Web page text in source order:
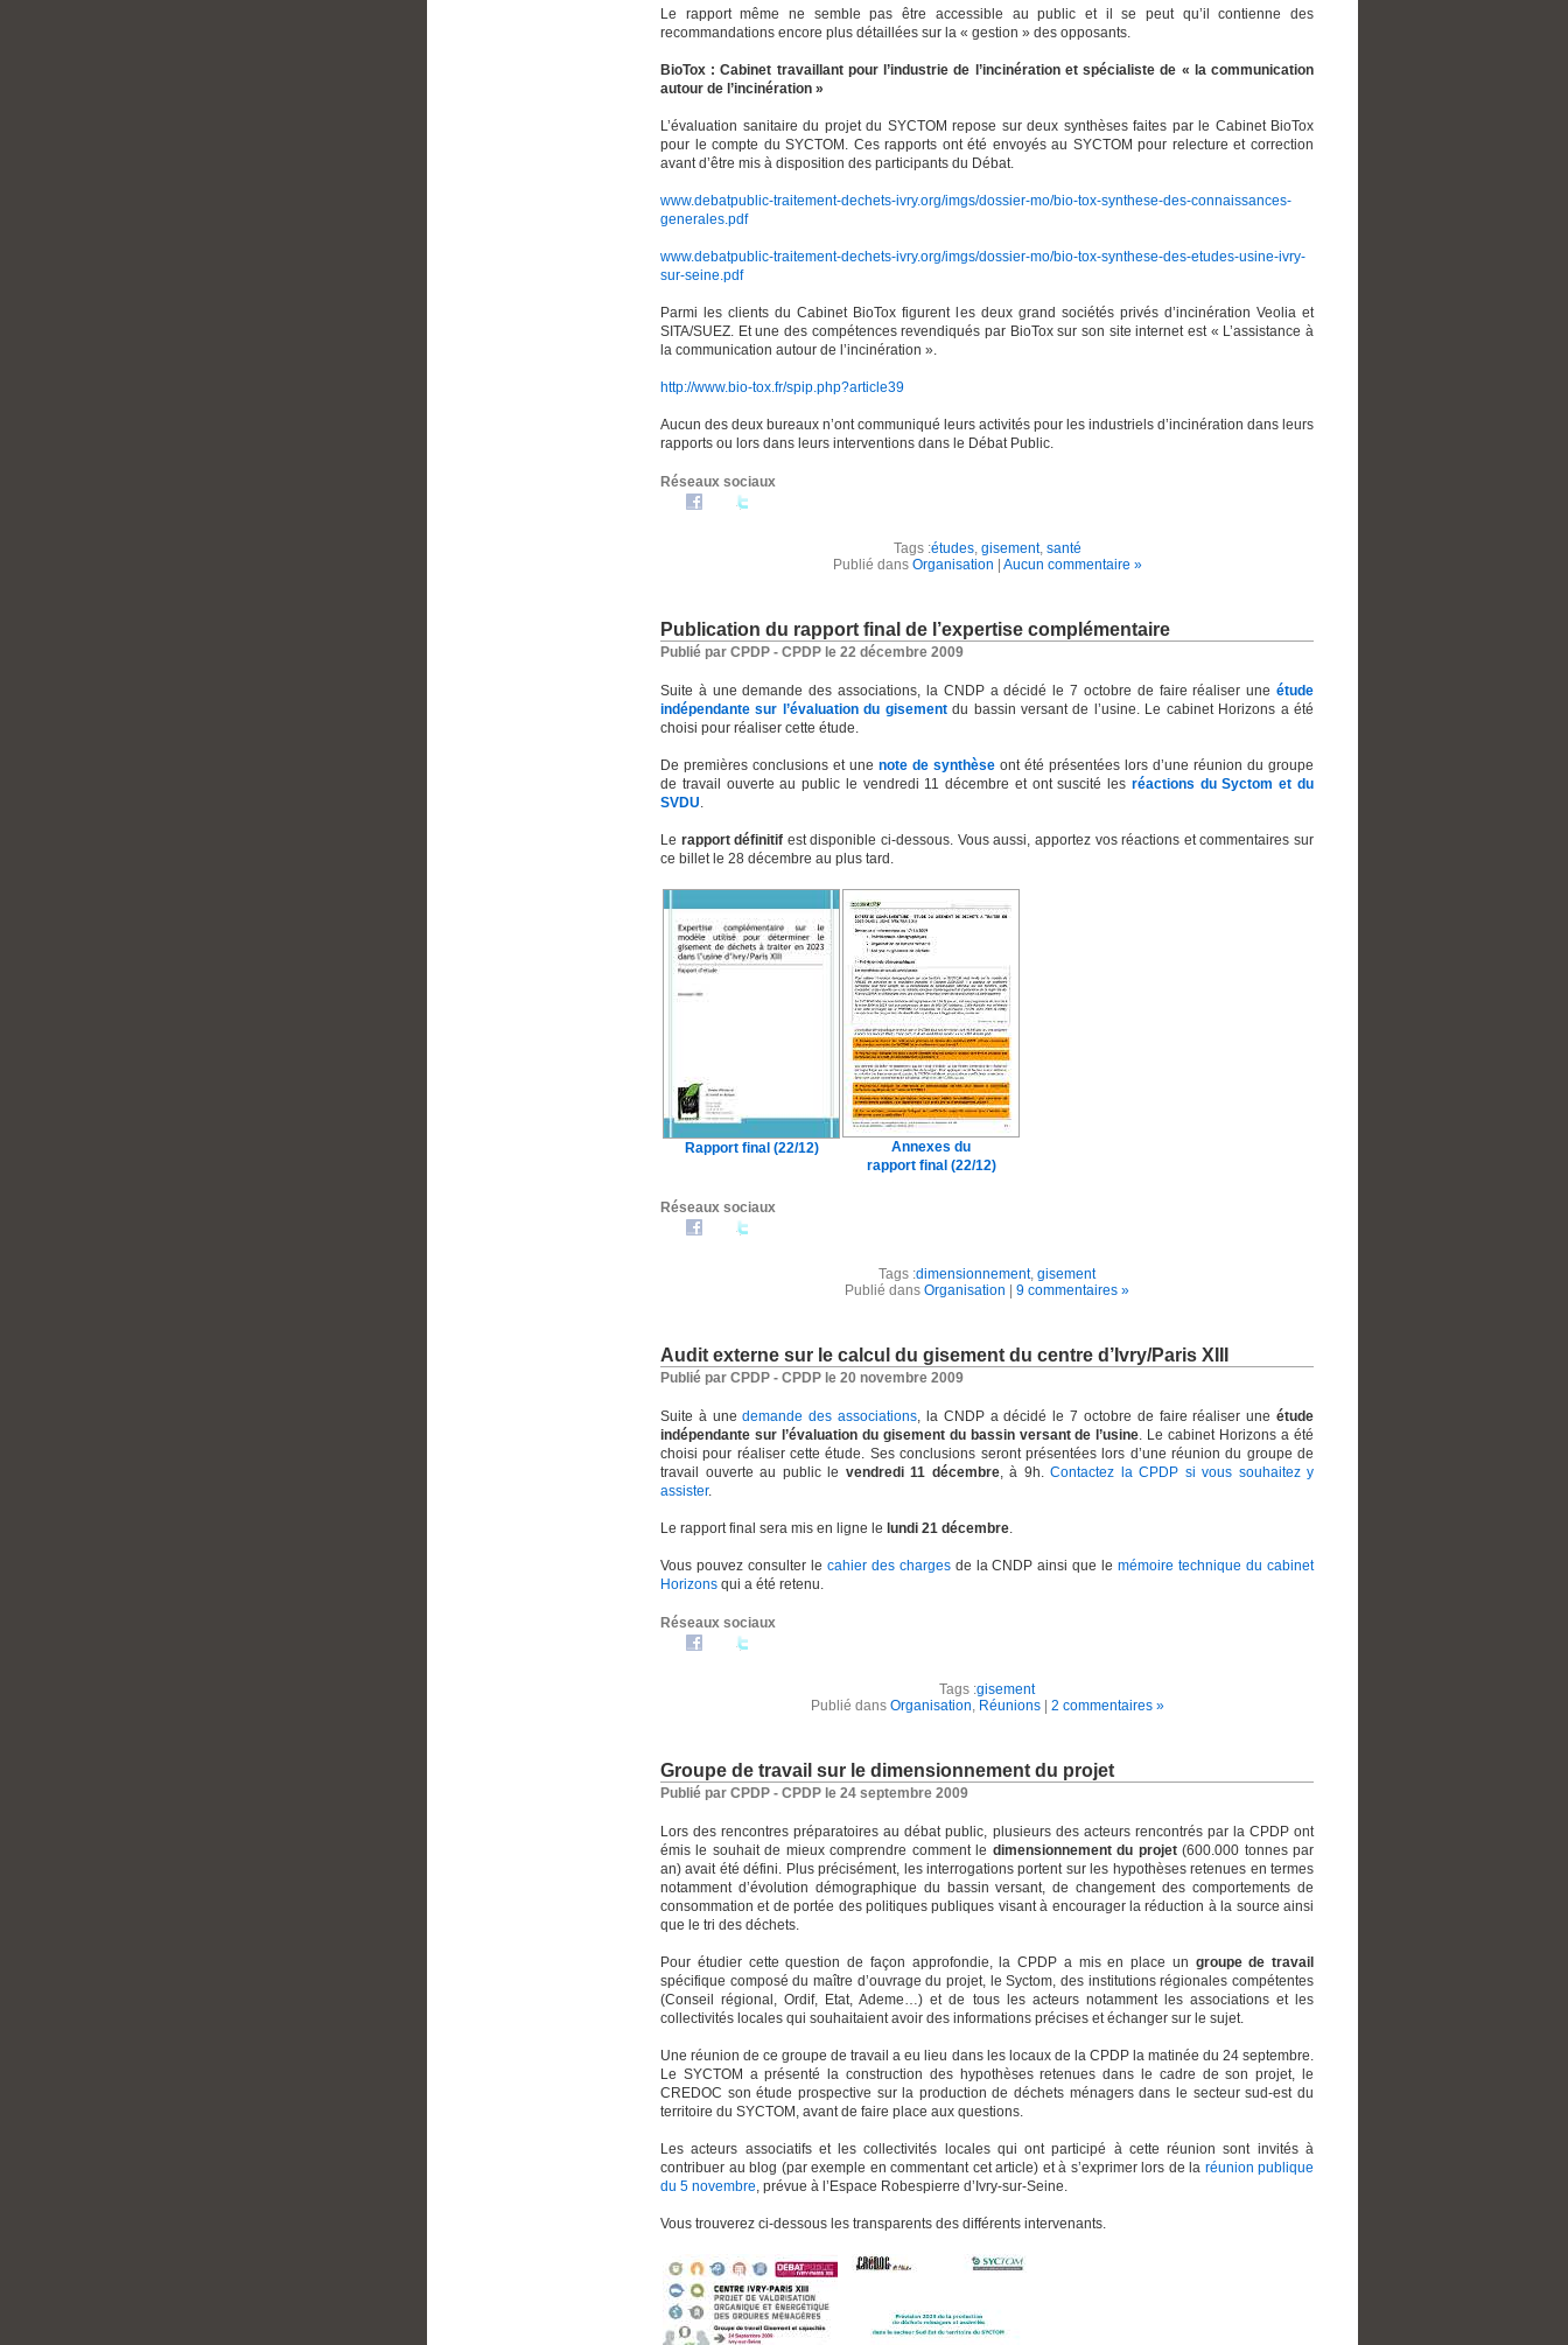
Le rapport même ne semble pas être accessible au public et il se peut qu’il contienne des
recommandations encore plus détaillées sur la « gestion » des opposants.
BioTox : Cabinet travaillant pour l’industrie de l’incinération et spécialiste de « la communication
autour de l’incinération »
L’évaluation sanitaire du projet du SYCTOM repose sur deux synthèses faites par le Cabinet BioTox
pour le compte du SYCTOM. Ces rapports ont été envoyés au SYCTOM pour relecture et correction
avant d’être mis à disposition des participants du Débat.
www.debatpublic-traitement-dechets-ivry.org/imgs/dossier-mo/bio-tox-synthese-des-connaissances-
generales.pdf
www.debatpublic-traitement-dechets-ivry.org/imgs/dossier-mo/bio-tox-synthese-des-etudes-usine-ivry-
sur-seine.pdf
Parmi les clients du Cabinet BioTox figurent les deux grand sociétés privés d’incinération Veolia et
SITA/SUEZ. Et une des compétences revendiqués par BioTox sur son site internet est « L’assistance à
la communication autour de l’incinération ».
http://www.bio-tox.fr/spip.php?article39
Aucun des deux bureaux n’ont communiqué leurs activités pour les industriels d’incinération dans leurs
rapports ou lors dans leurs interventions dans le Débat Public.
Réseaux sociaux
Tags :études, gisement, santé
Publié dans Organisation Aucun commentaire »
Publication du rapport final de l’expertise complémentaire
Publié par CPDP - CPDP le 22 décembre 2009
Suite à une demande des associations, la CNDP a décidé le 7 octobre de faire réaliser une étude
indépendante sur l’évaluation du gisementdu bassin versant de l’usine. Le cabinet Horizons a été
choisi pour réaliser cette étude.
De premières conclusions et une note de synthèse ont été présentées lors d’une réunion du groupe
de travail ouverte au public le vendredi 11 décembre et ont suscité les réactions du Syctom et du
SVDU.
Le rapport définitif est disponible ci-dessous. Vous aussi, apportez vos réactions et commentaires sur
ce billet le 28 décembre au plus tard.
Rapport final (22/12)
Annexes du
rapport final (22/12)
Réseaux sociaux
Tags :dimensionnement, gisement
Publié dans Organisation 9 commentaires »
Audit externe sur le calcul du gisement du centre d’Ivry/Paris XIII
Publié par CPDP - CPDP le 20 novembre 2009
Suite à unedemande des associations, la CNDP a décidé le 7 octobre de faire réaliser uneétude
indépendante sur l’évaluation du gisement du bassin versant de l’usine. Le cabinet Horizons a été
choisi pour réaliser cette étude. Ses conclusions seront présentées lors d’une réunion du groupe de
travail ouverte au public le vendredi 11 décembre, à 9h. Contactez la CPDP si vous souhaitez y
assister.
Le rapport final sera mis en ligne le lundi 21 décembre.
Vous pouvez consulter le cahier des chargesde la CNDP ainsi que lemémoire technique du cabinet
Horizons qui a été retenu.
Réseaux sociaux
Tags :gisement
Publié dans Organisation, Réunions| 2 commentaires »
Groupe de travail sur le dimensionnement du projet
Publié par CPDP - CPDP le 24 septembre 2009
Lors des rencontres préparatoires au débat public, plusieurs des acteurs rencontrés par la CPDP ont
émis le souhait de mieux comprendre comment le dimensionnement du projet(600.000 tonnes par
an) avait été défini. Plus précisément, les interrogations portent sur les hypothèses retenues en termes
notamment d’évolution démographique du bassin versant, de changement des comportements de
consommation et de portée des politiques publiques visant à encourager la réduction à la source ainsi
que le tri des déchets.
Pour étudier cette question de façon approfondie, la CPDP a mis en place un groupe de travail
spécifique composé du maître d’ouvrage du projet, le Syctom, des institutions régionales compétentes
(Conseil régional, Ordif, Etat, Ademe…) et de tous les acteurs notamment les associations et les
collectivités locales qui souhaitaient avoir des informations précises et échanger sur le sujet.
Une réunion de ce groupe de travail a eu lieu dans les locaux de la CPDP la matinée du 24 septembre.
Le SYCTOM a présenté la construction des hypothèses retenues dans le cadre de son projet, le
CREDOC son étude prospective sur la production de déchets ménagers dans le secteur sud-est du
territoire du SYCTOM, avant de faire place aux questions.
Les acteurs associatifs et les collectivités locales qui ont participé à cette réunion sont invités à
contribuer au blog (par exemple en commentant cet article) et à s’exprimer lors de la réunion publique
du 5 novembre, prévue à l’Espace Robespierre d’Ivry-sur-Seine.
Vous trouverez ci-dessous les transparents des différents intervenants.